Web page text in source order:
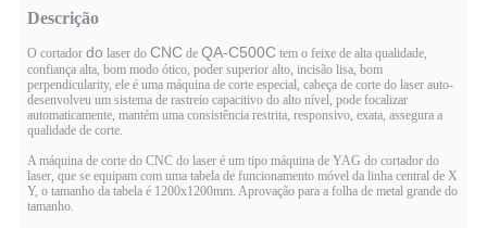
Descrição
O cortador do laser do CNC de QA-C500C tem o feixe de alta qualidade,
confiança alta, bom modo ótico, poder superior alto, incisão lisa, bom
perpendicularity, ele é uma máquina de corte especial, cabeça de corte do laser auto-
desenvolveu um sistema de rastreio capacitivo do alto nível, pode focalizar
automaticamente, mantém uma consistência restrita, responsivo, exata, assegura a
qualidade de corte.
A máquina de corte do CNC do laser é um tipo máquina de YAG do cortador do
laser, que se equipam com uma tabela de funcionamento móvel da linha central de X
Y, o tamanho da tabela é 1200x1200mm. Aprovação para a folha de metal grande do
tamanho.